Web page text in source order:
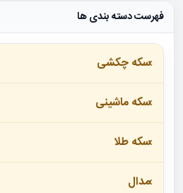
فهرست دسته بندی ها
سکه چکشی
سکه ماشینی
سکه طلا
مدال